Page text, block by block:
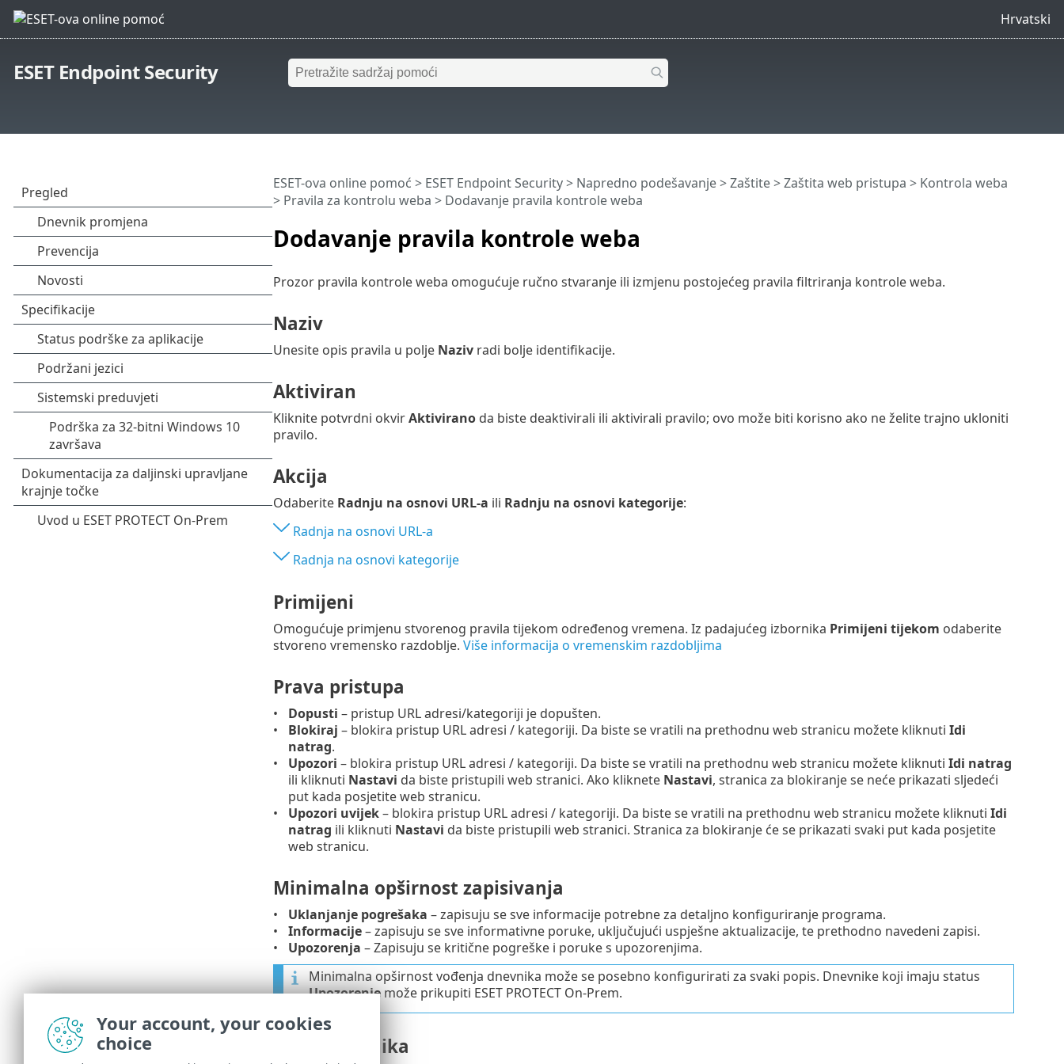
Hrvatski
ESET Endpoint Security
Dodavanje pravila kontrole weba
ESET-ova online pomoć > ESET Endpoint Security> Napredno podešavanje>Zaštite>Zaštita web pristupa > Kontrola weba
> Pravila za kontrolu weba > Dodavanje pravila kontrole weba
Prozor pravila kontrole weba omogućuje ručno stvaranje ili izmjenu postojećeg pravila filtriranja kontrole weba.
Naziv
Unesite opis pravila u polje Nazivradi bolje identifikacije.
Aktiviran
Kliknite potvrdni okvirAktiviranoda biste deaktivirali ili aktivirali pravilo; ovo može biti korisno ako ne želite trajno ukloniti
pravilo.
Akcija
Odaberite Radnju na osnovi URL-a ili Radnju na osnovi kategorije:
Radnja na osnovi URL-a
Radnja na osnovi kategorije
Primijeni
Omogućuje primjenu stvorenog pravila tijekom određenog vremena. Iz padajućeg izbornika Primijeni tijekom odaberite
stvoreno vremensko razdoblje. Više informacija o vremenskim razdobljima
Prava pristupa
Dopusti – pristup URL adresi/kategoriji je dopušten.
Blokiraj – blokira pristup URL adresi / kategoriji. Da biste se vratili na prethodnu web stranicu možete kliknuti Idi
natrag.
Upozori – blokira pristup URL adresi / kategoriji. Da biste se vratili na prethodnu web stranicu možete kliknuti Idi natrag
ili kliknuti Nastavi da biste pristupili web stranici. Ako kliknete Nastavi, stranica za blokiranje se neće prikazati sljedeći
put kada posjetite web stranicu.
Upozori uvijek– blokira pristup URL adresi / kategoriji. Da biste se vratili na prethodnu web stranicu možete kliknuti Idi
natrag ili kliknuti Nastavi da biste pristupili web stranici. Stranica za blokiranje će se prikazati svaki put kada posjetite
web stranicu.
Minimalna opširnost zapisivanja
Uklanjanje pogrešaka – zapisuju se sve informacije potrebne za detaljno konfiguriranje programa.
Informacije– zapisuju se sve informativne poruke, uključujući uspješne aktualizacije, te prethodno navedeni zapisi.
Upozorenja – Zapisuju se kritične pogreške i poruke s upozorenjima.
Minimalna opširnost vođenja dnevnika može se posebno konfigurirati za svaki popis. Dnevnike koji imaju status
Upozorenjemože prikupiti ESET PROTECT On-Prem.
Popis korisnika
Your account, your cookies
choice